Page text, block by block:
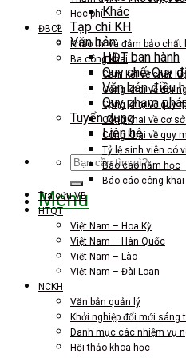
Khác
Tạp chí KH
Văn bản
HĐT ban hành
Quy chế-Quy
Văn bản điều
Quy phạm
Tuyển dụng
Liên hệ
Search
for:
Menu
Học phí
ĐBCL
Khảo thí và đảm bảo chất
Ba công khai
Cam kết về chất
Công khai về đội
Công khai về quy
Công khai về cơ
Công khai về quy
Tỷ lệ sinh viên có
Báo cáo năm học
Báo cáo công khai
Tra cứu VB
HTQT
Việt Nam – Hoa Kỳ
Việt Nam – Hàn Quốc
Việt Nam – Lào
Việt Nam – Đài Loan
NCKH
Văn bản quản lý
Khởi nghiệp đổi mới sáng
Danh mục các nhiệm vụ
Hội thảo khoa học